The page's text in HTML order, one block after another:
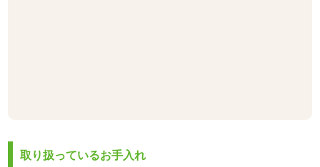
取り扱っているお手入れ